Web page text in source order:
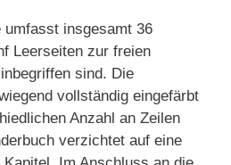
insgesamt 36
Leerseiten zur freien
sind. Die
vollständig eingefärbt
Anzahl an Zeilen
verzichtet auf eine